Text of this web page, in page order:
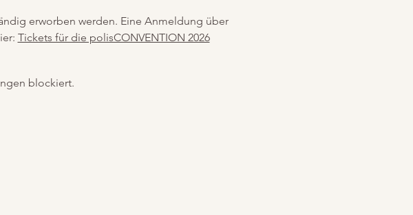
erworben werden. Eine Anmeldung über
Tickets für die polisCONVENTION 2026
blockiert.